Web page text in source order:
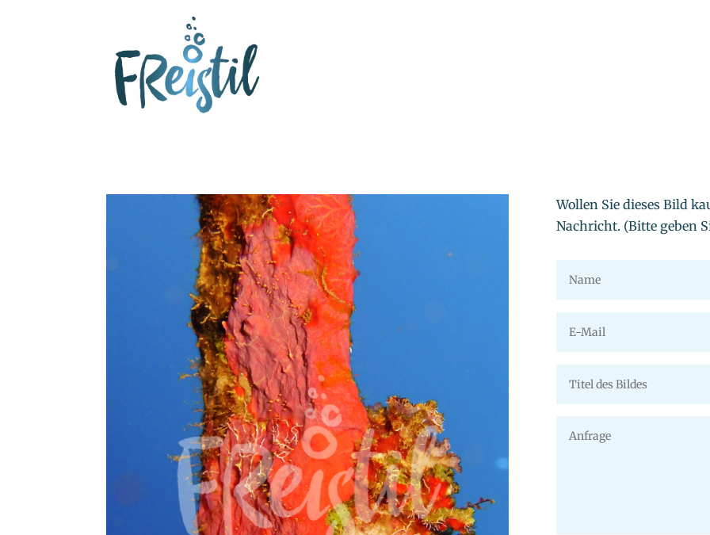
Wollen Sie dieses Bild
Nachricht. (Bitte geben